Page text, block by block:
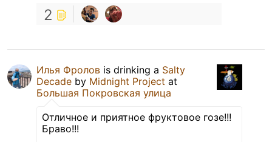
2
Илья Фролов is drinking a Salty
Decade by Midnight Project at
Большая Покровская улица
Отличное и приятное фруктовое гозе!!!
Браво!!!